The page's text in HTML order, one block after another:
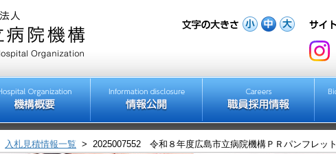
入札見積情報一覧 > 2025007552 令和８年度広島市立病院機構ＰＲパンフレット